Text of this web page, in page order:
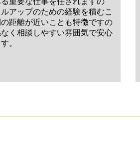
アップのための経験を積むこ
距離が近いことも特徴ですの
く相談しやすい雰囲気で安心
。